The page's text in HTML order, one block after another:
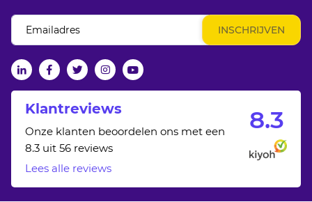
Abonneer
u
onze
nieuwsbrief
INSCHRIJVEN
linkedinfacebook
twitterInstagramYoutube
Klantreviews
Onze klanten beoordelen ons met een
8.3 uit 56 reviews
Lees alle reviews
8.3